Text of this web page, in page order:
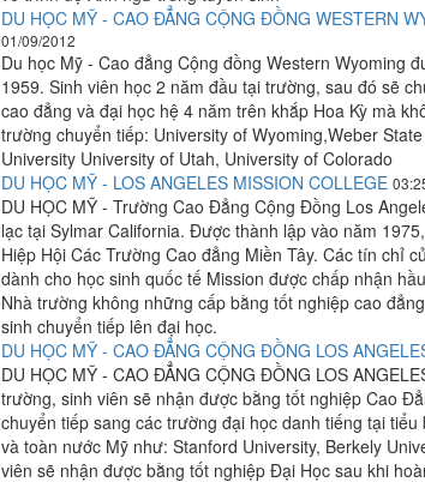
DU HỌC MỸ - CAO ĐẲNG CỘNG ĐỒNG WESTERN
01/09/2012
Du học Mỹ - Cao đẳng Cộng đồng Western Wyoming
1959. Sinh viên học 2 năm đầu tại trường, sau đó sẽ
cao đẳng và đại học hệ 4 năm trên khắp Hoa Kỳ mà
trường chuyển tiếp: University of Wyoming,Weber
University University of Utah, University of Colorado
DU HỌC MỸ - LOS ANGELES MISSION COLLEGE
DU HỌC MỸ - Trường Cao Đẳng Cộng Đồng Los
lạc tại Sylmar California. Được thành lập vào năm
Hiệp Hội Các Trường Cao đẳng Miền Tây. Các tín chỉ
dành cho học sinh quốc tế Mission được chấp nhận
Nhà trường không những cấp bằng tốt nghiệp cao
sinh chuyển tiếp lên đại học.
DU HỌC MỸ - CAO ĐẲNG CỘNG ĐỒNG LOS
DU HỌC MỸ - CAO ĐẲNG CỘNG ĐỒNG LOS
trường, sinh viên sẽ nhận được bằng tốt nghiệp Cao
chuyển tiếp sang các trường đại học danh tiếng tại tiểu
và toàn nước Mỹ như: Stanford University, Berkely
viên sẽ nhận được bằng tốt nghiệp Đại Học sau khi